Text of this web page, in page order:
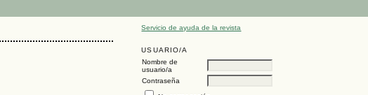
Servicio de ayuda de la revista
USUARIO/A
Nombre de
usuario/a
Contraseña